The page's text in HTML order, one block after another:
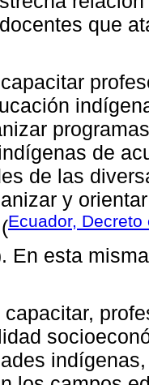
que
capacitar
de
de las
y
Ecuador,
En esta
capacitar,